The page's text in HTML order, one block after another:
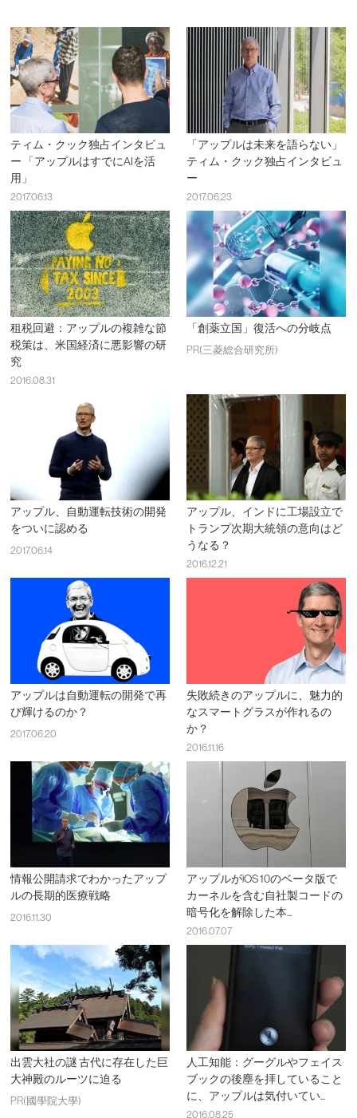
ティム・クック独占インタビュ
ー 「アップルはすでにAIを活
用」
2017.06.13
「アップルは未来を語らない」
ティム・クック独占インタビュ
ー
2017.06.23
租税回避：アップルの複雑な節
税策は、米国経済に悪影響の研
究
2016.08.31
「創薬立国」復活への分岐点
PR(三菱総合研究所)
アップル、自動運転技術の開発
をついに認める
2017.06.14
アップル、インドに工場設立で
トランプ次期大統領の意向はど
うなる？
2016.12.21
アップルは自動運転の開発で再
び輝けるのか？
2017.06.20
失敗続きのアップルに、魅力的
なスマートグラスが作れるの
か？
2016.11.16
情報公開請求でわかったアップ
ルの長期的医療戦略
2016.11.30
アップルがiOS 10のベータ版で
カーネルを含む自社製コードの
暗号化を解除した本...
2016.07.07
出雲大社の謎 古代に存在した巨
大神殿のルーツに迫る
PR(國學院大學)
人工知能：グーグルやフェイス
ブックの後塵を拝していること
に、アップルは気付いてい...
2016.08.25